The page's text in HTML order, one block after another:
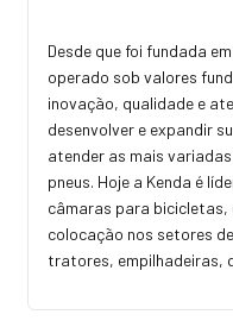
Desde que foi fundada
operado sob valores
inovação, qualidade e
desenvolver e expandir
atender as mais
pneus. Hoje a Kenda é
câmaras para
colocação nos setores
tratores, empilhadeiras,